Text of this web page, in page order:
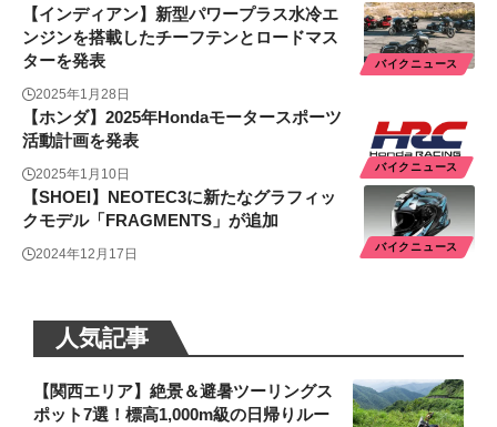
バイクニュース
【インディアン】新型パワープラス水冷エ
ンジンを搭載したチーフテンとロードマス
ターを発表
2025年1月28日
バイクニュース
【ホンダ】2025年Hondaモータースポーツ
活動計画を発表
2025年1月10日
バイクニュース
【SHOEI】NEOTEC3に新たなグラフィッ
クモデル「FRAGMENTS」が追加
2024年12月17日
人気記事
【関西エリア】絶景＆避暑ツーリングス
ポット7選！標高1,000m級の日帰りルー